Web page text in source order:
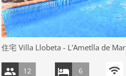
住宅 Villa Llobeta - L'Ametlla de Mar
12 6